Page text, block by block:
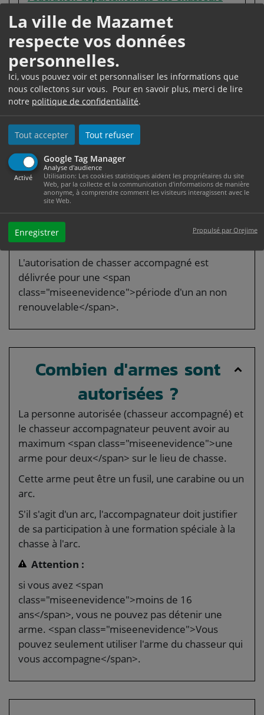
La ville de Mazamet
respecte vos données
personnelles.
Ici, vous pouvez voir et personnaliser les informations que
nous collectons sur vous. Pour en savoir plus, merci de lire
notre politique de confidentialité.
Tout accepter Tout refuser
Google Tag Manager
Activé
Analyse d'audience
Utilisation: Les cookies statistiques aident les propriétaires du site
Web, par la collecte et la communication d'informations de manière
anonyme, à comprendre comment les visiteurs interagissent avec le
site Web.
Enregistrer Propulsé par Orejime
Est-ce payant ?
Non. L'autorisation de chasser accompagné est
gratuitement</span>.
Quelle est la durée de
l'autorisation ?
L'autorisation de chasser accompagné est
délivrée pour une <span
class="miseenevidence">période d'un an non
renouvelable</span>.
Combien d'armes sont
autorisées ?
La personne autorisée (chasseur accompagné) et
le chasseur accompagnateur peuvent avoir au
maximum <span class="miseenevidence">une
arme pour deux</span> sur le lieu de chasse.
Cette arme peut être un fusil, une carabine ou un
arc.
S'il s'agit d'un arc, l'accompagnateur doit justifier
de sa participation à une formation spéciale à la
chasse à l'arc.
Attention :
si vous avez <span
class="miseenevidence">moins de 16
ans</span>, vous ne pouvez pas détenir une
arme. <span class="miseenevidence">Vous
pouvez seulement utiliser l'arme du chasseur qui
vous accompagne</span>.